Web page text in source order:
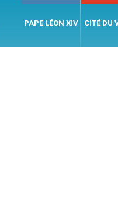
PAPE LÉON XIV CITÉ DU